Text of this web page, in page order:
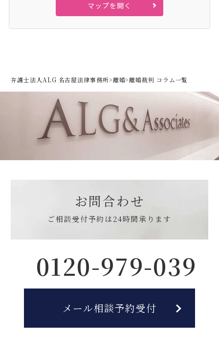
マップを開く
弁護士法人ALG 名古屋法律事務所>離婚>離婚裁判 コラム一覧
お問合わせ
ご相談受付予約は24時間承ります
0120-979-039
メール相談予約受付